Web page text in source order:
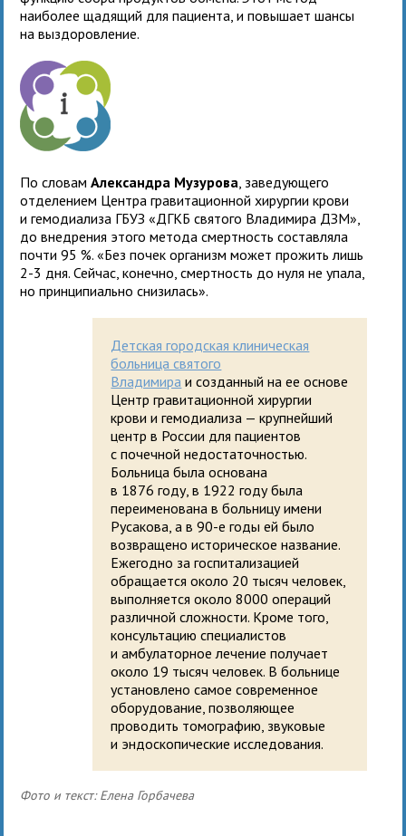
наиболее щадящий для пациента, и повышает шансы
на выздоровление.
По словамАлександра Музурова , заведующего
отделением Центра гравитационной хирургии крови
и гемодиализа ГБУЗ «ДГКБ святого Владимира ДЗМ»,
до внедрения этого метода смертность составляла
почти 95 %. «Без почек организм может прожить лишь
2-3 дня. Сейчас, конечно, смертность до нуля не упала,
но принципиально снизилась».
Детская городская клиническая
больница святого
Владимира и созданный на ее основе
Центр гравитационной хирургии
крови и гемодиализа — крупнейший
центр в России для пациентов
с почечной недостаточностью.
Больница была основана
в 1876 году, в 1922 году была
переименована в больницу имени
Русакова, а в 90-е годы ей было
возвращено историческое название.
Ежегодно за госпитализацией
обращается около 20 тысяч человек,
выполняется около 8000 операций
различной сложности. Кроме того,
консультацию специалистов
и амбулаторное лечение получает
около 19 тысяч человек. В больнице
установлено самое современное
оборудование, позволяющее
проводить томографию, звуковые
и эндоскопические исследования.
Фото и текст: Елена Горбачева